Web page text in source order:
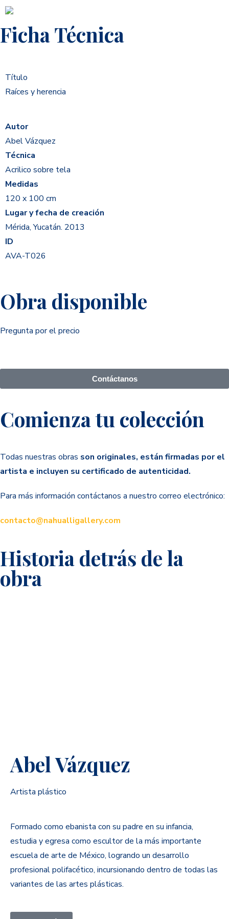
Ficha Técnica
Título
Raíces y herencia
Autor
Abel Vázquez
Técnica
Acrilico sobre tela
Medidas
120 x 100 cm
Lugar y fecha de creación
Mérida, Yucatán. 2013
ID
AVA-T026
Obra disponible
Pregunta por el precio
Contáctanos
Comienza tu colección
Todas nuestras obras son originales, están firmadas por el
artista e incluyen su certificado de autenticidad.
Para más información contáctanos a nuestro correo electrónico:
contacto@nahualligallery.com
Historia detrás de la
obra
Abel Vázquez
Artista plástico
Formado como ebanista con su padre en su infancia,
estudia y egresa como escultor de la más importante
escuela de arte de México, logrando un desarrollo
profesional polifacético, incursionando dentro de todas las
variantes de las artes plásticas.